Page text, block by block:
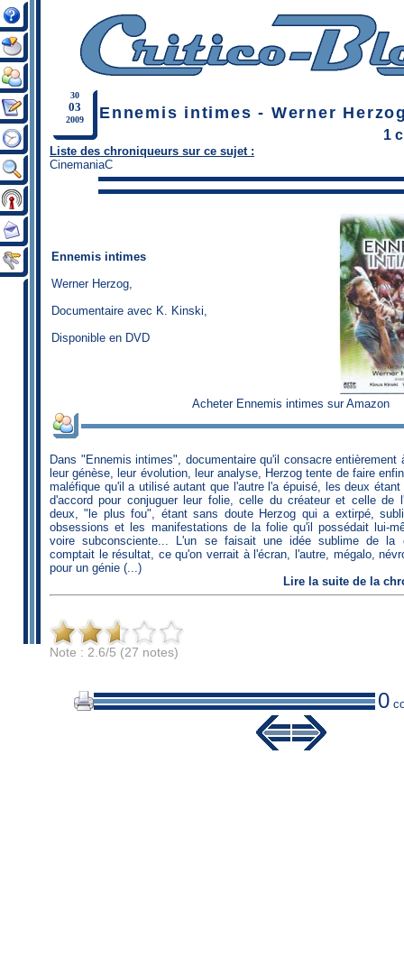
30
03
2009 Ennemis intimes - Werner
1
Liste des chroniqueurs sur ce sujet :
CinemaniaC
Ennemis intimes
Werner Herzog,
Documentaire avec K. Kinski,
Disponible en DVD
Acheter Ennemis intimes sur Amazon
Dans "Ennemis intimes", documentaire qu'il consacre
leur génèse, leur évolution, leur analyse, Herzog tente de faire
maléfique qu'il a utilisé autant que l'autre l'a épuisé, les deux
d'accord pour conjuguer leur folie, celle du créateur et celle de
deux, "le plus fou", étant sans doute Herzog qui a extirpé,
obsessions et les manifestations de la folie qu'il possédait lui-
voire subconsciente... L'un se faisait une idée sublime de la
comptait le résultat, ce qu'on verrait à l'écran, l'autre, mégalo,
pour un génie (...)
Lire la suite de la
Note : 2.6/5 (27 notes)
0